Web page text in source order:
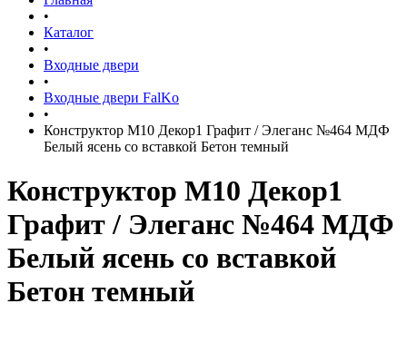
•
Каталог
•
Входные двери
•
Входные двери FalKo
•
Конструктор М10 Декор1 Графит / Элеганс №464 МДФ
Белый ясень со вставкой Бетон темный
Конструктор М10 Декор1
Графит / Элеганс №464 МДФ
Белый ясень со вставкой
Бетон темный